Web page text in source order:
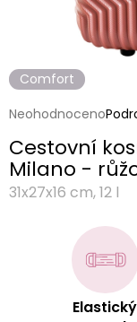
Comfort
Průměrné
produktu
je
0,0
z
Neohodnoceno
Cestovní
Milano -
31x27x16 cm, 12 l
Elastický